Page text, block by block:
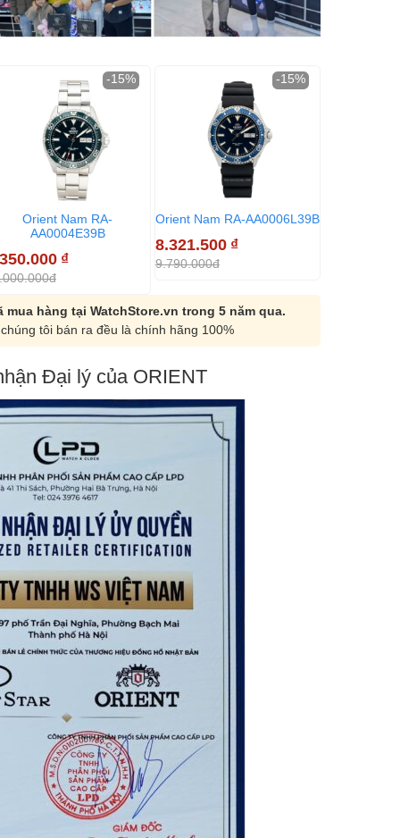
Orient Nam RA-
AA0004E39B
₫
-15%
Orient Nam RA-AA0006L39B
8.321.500 ₫
9.790.000đ
-15%
mua hàng tại WatchStore.vn trong 5 năm qua.
tôi bán ra đều là chính hãng 100%
Đại lý của ORIENT